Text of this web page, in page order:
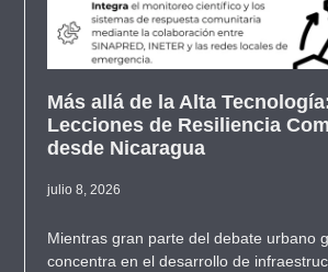
Más allá de la Alta
Lecciones de Resiliencia
desde Nicaragua
julio 8, 2026
Mientras gran parte del debate urbano
concentra en el desarrollo de